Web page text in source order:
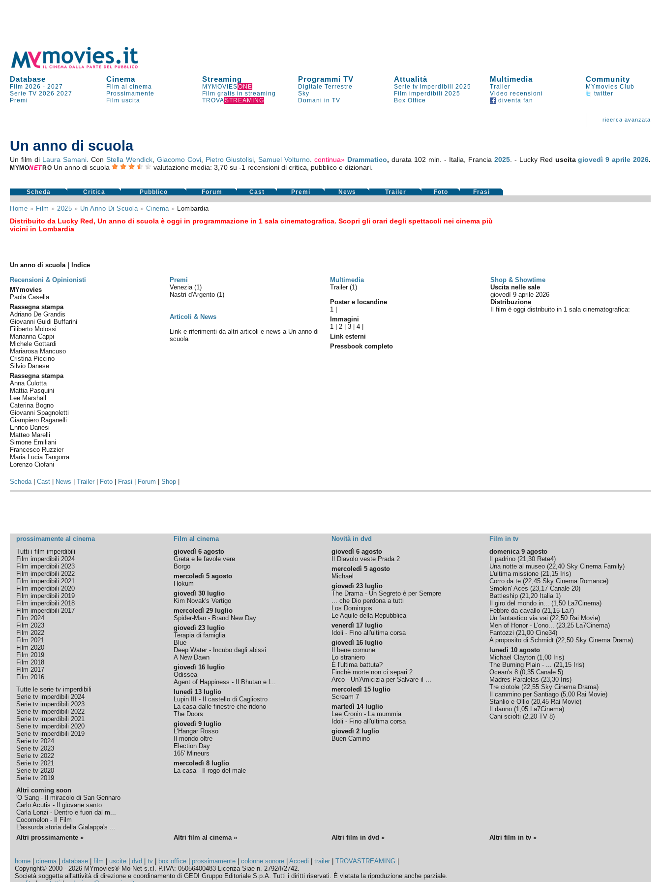
Database Cinema Streaming Programmi TV Attualità Multimedia Community
Film 2026 -2027 Film al cinema MYMOVIESONE Digitale Terrestre Serie tv imperdibili 2025 Trailer
MYmovies Club
Serie TV 2026 2027 Prossimamente Film gratis in streaming Sky Film imperdibili 2025 Video recensioni
twitter
Premi
Film uscita TROVASTREAMING Domani in TV Box Office diventa fan
ricerca avanzata
Un anno di scuola
Un film di Laura Samani. Con Stella Wendick, Giacomo Covi, Pietro Giustolisi ,Samuel Volturno .continua» Drammatico,durata 102 min. - Italia, Francia 2025. - Lucky Red uscitagiovedì 9 aprile 2026.
MYMONET RO Un anno di scuola valutazione media: 3,70 su -1 recensioni di critica, pubblico e dizionari.
Scheda Critica Pubblico Forum Cast Premi News Trailer Foto Frasi
Home » Film » 2025 » Un Anno Di Scuola» Cinema» Lombardia
Distribuito da Lucky Red, Un anno di scuola è oggi in programmazione in 1 sala cinematografica. Scopri gli orari degli spettacoli nei cinema più
vicini in Lombardia
Un anno di scuola | Indice
Recensioni & Opinionisti
Premi Multimedia
Shop & Showtime
MYmovies
Paola Casella
Rassegna stampa
Adriano De Grandis
Giovanni Guidi Buffarini
Filiberto Molossi
Marianna Cappi
Michele Gottardi
Mariarosa Mancuso
Cristina Piccino
Silvio Danese
Rassegna stampa
Anna Culotta
Mattia Pasquini
Lee Marshall
Caterina Bogno
Giovanni Spagnoletti
Giampiero Raganelli
Enrico Danesi
Matteo Marelli
Simone Emiliani
Francesco Ruzzier
Maria Lucia Tangorra
Lorenzo Ciofani
Venezia(1)
Nastri d'Argento(1)
Articoli & News
Link e riferimenti da altri articoli e news a Un anno di
scuola
Trailer (1)
Poster e locandine
1
Immagini
1 |2 |3 |4
Link esterni
Pressbook completo
Uscita nelle sale
giovedì 9 aprile 2026
Distribuzione
Il film è oggi distribuito in 1 sala cinematografica:
Scheda|Cast News |Trailer Foto Frasi Forum |Shop
prossimamente al cinema Film al cinema Novità in dvd
Film in tv
Tutti i film imperdibili
Film imperdibili 2024
Film imperdibili 2023
Film imperdibili 2022
Film imperdibili 2021
Film imperdibili 2020
Film imperdibili 2019
Film imperdibili 2018
Film imperdibili 2017
Film 2024
Film 2023
Film 2022
Film 2021
Film 2020
Film 2019
Film 2018
Film 2017
Film 2016
Tutte le serie tv imperdibili
Serie tv imperdibili 2024
Serie tv imperdibili 2023
Serie tv imperdibili 2022
Serie tv imperdibili 2021
Serie tv imperdibili 2020
Serie tv imperdibili 2019
Serie tv 2024
Serie tv 2023
Serie tv 2022
Serie tv 2021
Serie tv 2020
Serie tv 2019
Altri coming soon
'O Sang - Il miracolo di San Gennaro
Carlo Acutis - Il giovane santo
Carla Lonzi - Dentro e fuori dal m...
Cocomelon - Il Film
L'assurda storia della Gialappa's ...
giovedì 6 agosto
Greta e le favole vere
Borgo
mercoledì 5 agosto
Hokum
giovedì 30 luglio
Kim Novak's Vertigo
mercoledì 29 luglio
Spider-Man - Brand New Day
giovedì 23 luglio
Terapia di famiglia
Blue
Deep Water - Incubo dagli abissi
A New Dawn
giovedì 16 luglio
Odissea
Agent of Happiness - Il Bhutan e l...
lunedì 13 luglio
Lupin III - Il castello di Cagliostro
La casa dalle finestre che ridono
The Doors
giovedì 9 luglio
L'Hangar Rosso
Il mondo oltre
Election Day
165' Mineurs
mercoledì 8 luglio
La casa - Il rogo del male
giovedì 6 agosto
Il Diavolo veste Prada 2
mercoledì 5 agosto
Michael
giovedì 23 luglio
The Drama - Un Segreto è per Sempre
... che Dio perdona a tutti
Los Domingos
Le Aquile della Repubblica
venerdì 17 luglio
Idoli - Fino all'ultima corsa
giovedì 16 luglio
Il bene comune
Lo straniero
È l'ultima battuta?
Finchè morte non ci separi 2
Arco - Un'Amicizia per Salvare il ...
mercoledì 15 luglio
Scream 7
martedì 14 luglio
Lee Cronin - La mummia
Idoli - Fino all'ultima corsa
giovedì 2 luglio
Buen Camino
domenica 9 agosto
Il padrino (21,30 Rete4)
Una notte al museo (22,40 Sky Cinema Family)
L'ultima missione (21,15 Iris)
Corro da te (22,45 Sky Cinema Romance)
Smokin' Aces (23,17 Canale 20)
Battleship (21,20 Italia 1)
Il giro del mondo in... (1,50 La7Cinema)
Febbre da cavallo (21,15 La7)
Un fantastico via vai (22,50 Rai Movie)
Men of Honor - L'ono... (23,25 La7Cinema)
Fantozzi (21,00 Cine34)
A proposito di Schmidt (22,50 Sky Cinema Drama)
lunedì 10 agosto
Michael Clayton (1,00 Iris)
The Burning Plain - ... (21,15 Iris)
Ocean's 8 (0,35 Canale 5)
Madres Paralelas (23,30 Iris)
Tre ciotole (22,55 Sky Cinema Drama)
Il cammino per Santiago (5,00 Rai Movie)
Stanlio e Ollio (20,45 Rai Movie)
Il danno (1,05 La7Cinema)
Cani sciolti (2,20 TV 8)
Altri prossimamente » Altri film al cinema » Altri film in dvd » Altri film in tv »
home |cinema|database |film |uscite |dvd |tv box office prossimamente |colonne sonore |Accedi |trailer |TROVASTREAMING
Copyright© 2000 - 2026 MYmovies® Mo-Net s.r.l. P.IVA: 05056400483 Licenza Siae n. 2792/I/2742.
Società soggetta all'attività di direzione e coordinamento di GEDI Gruppo Editoriale S.p.A. Tutti i diritti riservati. È vietata la riproduzione anche parziale.